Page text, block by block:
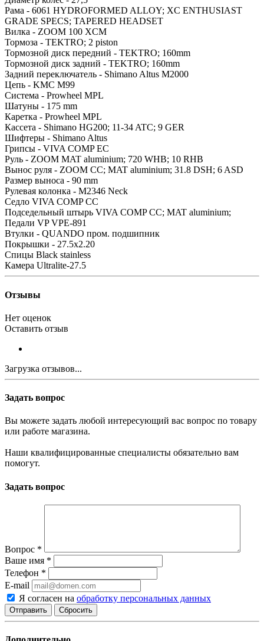
Рама - 6061 HYDROFORMED ALLOY; XC ENTHUSIAST
GRADE SPECS; TAPERED HEADSET
Вилка - ZOOM 100 XCM
Тормоза - TEKTRO; 2 piston
Тормозной диск передний - TEKTRO; 160mm
Тормозной диск задний - TEKTRO; 160mm
Задний переключатель - Shimano Altus M2000
Цепь - KMC M99
Система - Prowheel MPL
Шатуны - 175 mm
Каретка - Prowheel MPL
Кассета - Shimano HG200; 11-34 ATC; 9 GER
Шифтеры - Shimano Altus
Грипсы - VIVA COMP EC
Руль - ZOOM MAT aluminium; 720 WHB; 10 RHB
Вынос руля - ZOOM CC; MAT aluminium; 31.8 DSH; 6 ASD
Размер выноса - 90 mm
Рулевая колонка - M2346 Neck
Седло VIVA COMP CC
Подседельный штырь VIVA COMP CC; MAT aluminium;
Педали VP VPE-891
Втулки - QUANDO пром. подшипник
Покрышки - 27.5x2.20
Спицы Black stainless
Камера Ultralite-27.5
Отзывы
Нет оценок
Оставить отзыв
Загрузка отзывов...
Задать вопрос
Вы можете задать любой интересующий вас вопрос по товару
или работе магазина.
Наши квалифицированные специалисты обязательно вам
помогут.
Задать вопрос
Вопрос *
Ваше имя *
Телефон *
E-mail
Я согласен на обработку персональных данных
Сбросить